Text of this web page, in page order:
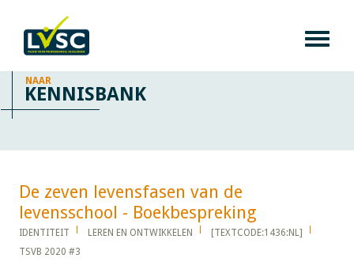
NAAR
KENNISBANK
De zeven levensfasen van de
levensschool - Boekbespreking​​​​​​
IDENTITEIT LEREN EN ONTWIKKELEN
[TEXTCODE:1436:NL]
TSVB 2020 #3